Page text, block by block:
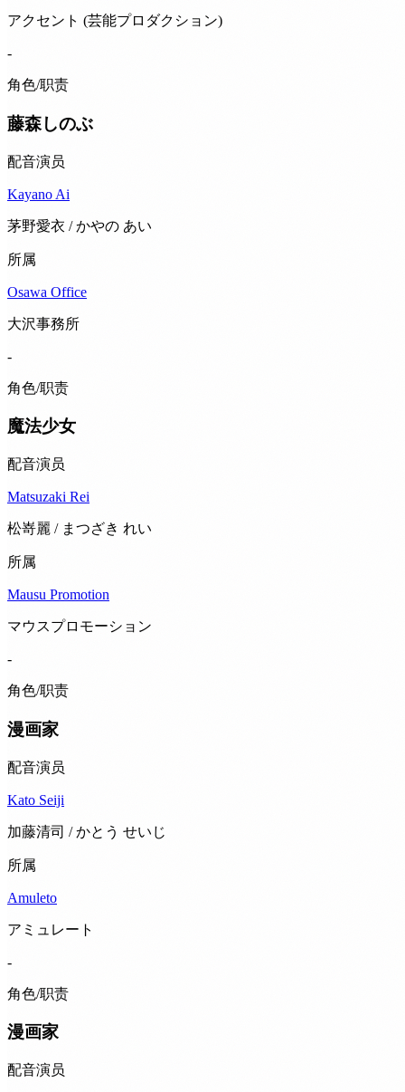
アクセント (芸能プロダクション)
-
角色/职责
藤森しのぶ
配音演员
Kayano Ai
茅野愛衣 / かやの あい
所属
Osawa Office
大沢事務所
-
角色/职责
魔法少女
配音演员
Matsuzaki Rei
松嵜麗 / まつざき れい
所属
Mausu Promotion
マウスプロモーション
-
角色/职责
漫画家
配音演员
Kato Seiji
加藤清司 / かとう せいじ
所属
Amuleto
アミュレート
-
角色/职责
漫画家
配音演员